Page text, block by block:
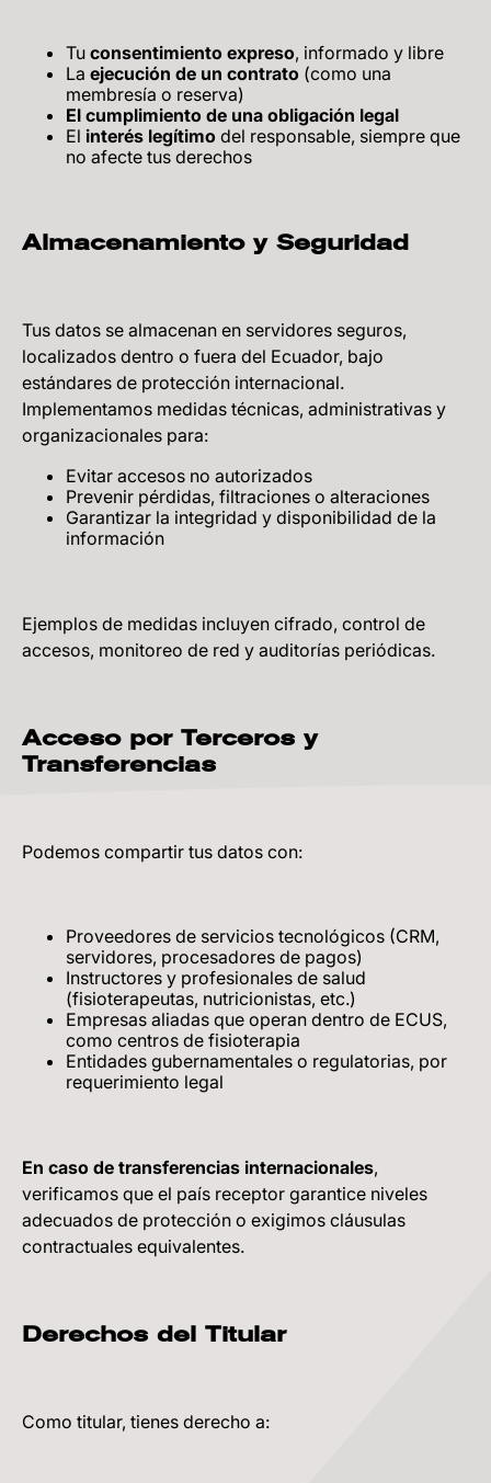
Tu consentimiento expreso, informado y libre
La ejecución de un contrato (como una
membresía o reserva)
El cumplimiento de una obligación legal
El interés legítimo del responsable, siempre que
no afecte tus derechos
Almacenamiento y Seguridad
Tus datos se almacenan en servidores seguros,
localizados dentro o fuera del Ecuador, bajo
estándares de protección internacional.
Implementamos medidas técnicas, administrativas y
organizacionales para:
Evitar accesos no autorizados
Prevenir pérdidas, filtraciones o alteraciones
Garantizar la integridad y disponibilidad de la
información
Ejemplos de medidas incluyen cifrado, control de
accesos, monitoreo de red y auditorías periódicas.
Acceso por Terceros y
Transferencias
Podemos compartir tus datos con:
Proveedores de servicios tecnológicos (CRM,
servidores, procesadores de pagos)
Instructores y profesionales de salud
(fisioterapeutas, nutricionistas, etc.)
Empresas aliadas que operan dentro de ECUS,
como centros de fisioterapia
Entidades gubernamentales o regulatorias, por
requerimiento legal
En caso de transferencias internacionales,
verificamos que el país receptor garantice niveles
adecuados de protección o exigimos cláusulas
contractuales equivalentes.
Derechos del Titular
Como titular, tienes derecho a: